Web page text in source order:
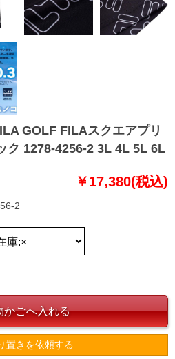
GOLF FILAスクエアプリ
ク 1278-4256-2 3L 4L 5L 6L
￥17,380(税込)
2
置きを依頼する